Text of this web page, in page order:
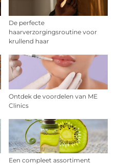
De perfecte
haarverzorgingsroutine voor
krullend haar
Ontdek de voordelen van ME
Clinics
Een compleet assortiment